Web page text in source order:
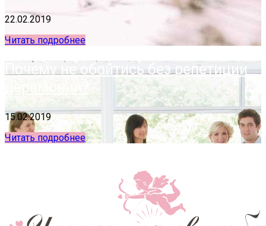
22.02.2019
Читать подробнее
Почему не обойтись без репетиции
церемонии?
15.02.2019
Читать подробнее